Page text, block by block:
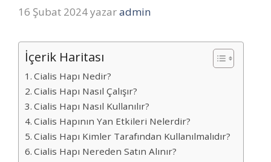
16 Şubat 2024yazaradmin
İçerik Haritası
Cialis Hapı Nedir?
Cialis Hapı Nasıl Çalışır?
Cialis Hapı Nasıl Kullanılır?
Cialis Hapının Yan Etkileri Nelerdir?
Cialis Hapı Kimler Tarafından Kullanılmalıdır?
Cialis Hapı Nereden Satın Alınır?